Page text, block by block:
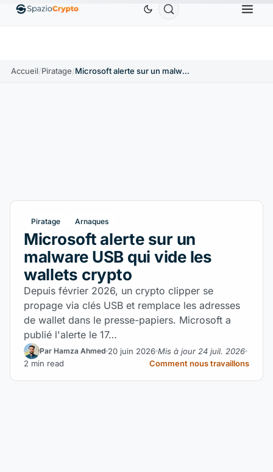
EthereumETH1 880,58 $US TetherUSDT ↑0.00%
Accueil/Piratage/ Microsoft alerte sur un malware USB qui vide les wallets crypto
Piratage Arnaques
Microsoft alerte sur un
malware USB qui vide les
wallets crypto
Depuis février 2026, un crypto clipper se
propage via clés USB et remplace les adresses
de wallet dans le presse-papiers. Microsoft a
publié l'alerte le 17…
Par Hamza Ahmed 20 juin 2026 Mis à jour 24 juil. 2026
2 min read
Comment nous travaillons